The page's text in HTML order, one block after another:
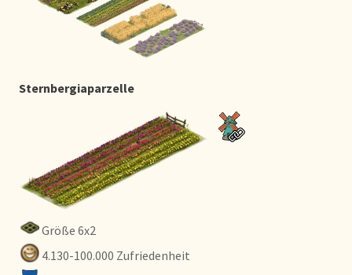
Sternbergiaparzelle
Größe 6x2
4.130-100.000 Zufriedenheit